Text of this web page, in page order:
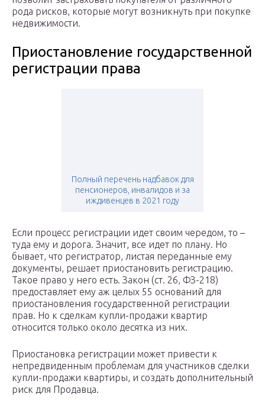
рода рисков, которые могут возникнуть при покупке
недвижимости.
Приостановление государственной
регистрации права
Полный перечень надбавок для
пенсионеров, инвалидов и за
иждивенцев в 2021 году
Если процесс регистрации идет своим чередом, то –
туда ему и дорога. Значит, все идет по плану. Но
бывает, что регистратор, листая переданные ему
документы, решает приостановить регистрацию.
Такое право у него есть. Закон (ст. 26, ФЗ-218)
предоставляет ему аж целых 55 оснований для
приостановления государственной регистрации
прав. Но к сделкам купли-продажи квартир
относится только около десятка из них.
Приостановка регистрации может привести к
непредвиденным проблемам для участников сделки
купли-продажи квартиры, и создать дополнительный
риск для Продавца.